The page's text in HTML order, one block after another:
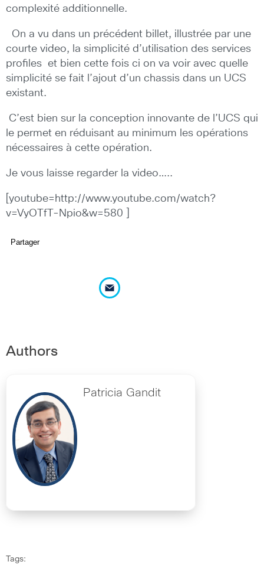
complexité additionnelle.
On a vu dans un précédent billet, illustrée par une
courte video, la simplicité d’utilisation des services
profiles et bien cette fois ci on va voir avec quelle
simplicité se fait l’ajout d’un chassis dans un UCS
existant.
C’est bien sur la conception innovante de l’UCS qui
le permet en réduisant au minimum les opérations
nécessaires à cette opération.
Je vous laisse regarder la video…..
[youtube=http://www.youtube.com/watch?
v=VyOTfT-Npio&w=580 ]
Partager
Authors
Patricia Gandit
Tags: